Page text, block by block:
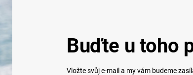
Buďte u toho
Vložte svůj e-mail a my vám budeme